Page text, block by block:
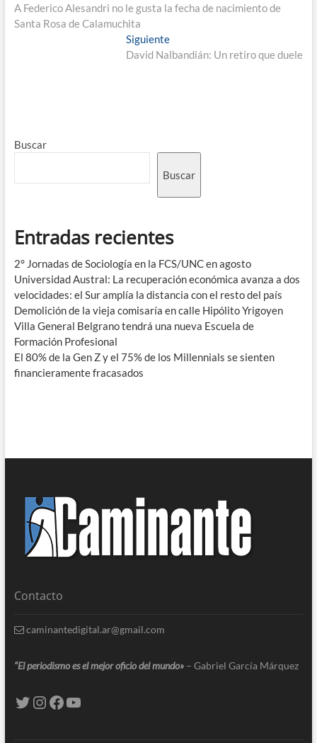
A Federico Alesandri no le gusta la fecha de nacimiento de
Santa Rosa de Calamuchita
Siguiente
David Nalbandián: Un retiro que duele
Buscar
Buscar
Entradas recientes
2° Jornadas de Sociología en la FCS/UNC en agosto
Universidad Austral: La recuperación económica avanza a dos
velocidades: el Sur amplía la distancia con el resto del país
Demolición de la vieja comisaría en calle Hipólito Yrigoyen
Villa General Belgrano tendrá una nueva Escuela de
Formación Profesional
El 80% de la Gen Z y el 75% de los Millennials se sienten
financieramente fracasados
Contacto
caminantedigital.ar@gmail.com
“El periodismo es el mejor oficio del mundo» – Gabriel García Márquez